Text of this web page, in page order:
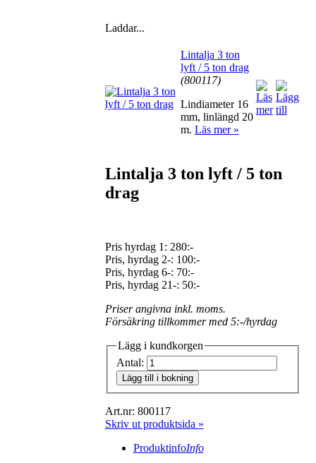
Laddar...
Lintalja 3 ton
lyft / 5 ton drag
(800117)
Lindiameter 16
mm, linlängd 20
m. Läs mer »
Lintalja 3 ton lyft / 5 ton
drag
Pris hyrdag 1: 280:-
Pris, hyrdag 2-: 100:-
Pris, hyrdag 6-: 70:-
Pris, hyrdag 21-: 50:-
Priser angivna inkl. moms.
Försäkring tillkommer med 5:-/hyrdag
Lägg i kundkorgen
Antal:
Lägg till i bokning
Art.nr: 800117
Skriv ut produktsida »
ProduktinfoInfo